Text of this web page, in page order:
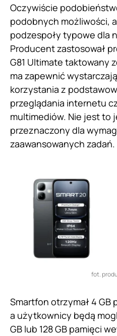
Oczywiście
podobnych możliwości,
podzespoły typowe dla
Producent zastosował
G81 Ultimate taktowany
ma zapewnić
korzystania z
przeglądania internetu
multimediów. Nie jest to
przeznaczony dla
zaawansowanych zadań.
fot.
Smartfon otrzymał 4 GB
a użytkownicy będą
GB lub 128 GB pamięci